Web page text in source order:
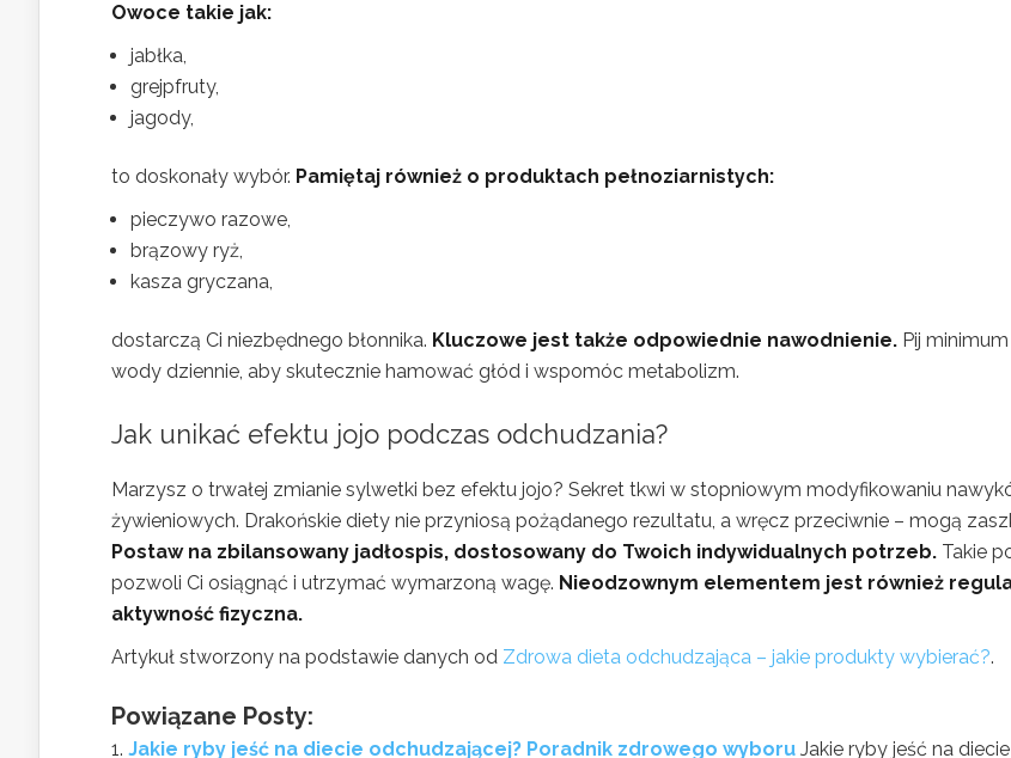
Owoce takie jak:
jabłka,
grejpfruty,
jagody,
to doskonały wybór. Pamiętaj również o produktach pełnoziarnistych:
pieczywo razowe,
brązowy ryż,
kasza gryczana,
dostarczą Ci niezbędnego błonnika. Kluczowe jest także odpowiednie nawodnienie. Pij
wody dziennie, aby skutecznie hamować głód i wspomóc metabolizm.
Jak unikać efektu jojo podczas odchudzania?
Marzysz o trwałej zmianie sylwetki bez efektu jojo? Sekret tkwi w stopniowym modyfikowaniu
żywieniowych. Drakońskie diety nie przyniosą pożądanego rezultatu, a wręcz przeciwnie – mogą
Postaw na zbilansowany jadłospis, dostosowany do Twoich indywidualnych potrzeb. Takie
pozwoli Ci osiągnąć i utrzymać wymarzoną wagę. Nieodzownym elementem jest również
aktywność fizyczna.
Artykuł stworzony na podstawie danych od Zdrowa dieta odchudzająca – jakie produkty wybierać?.
Powiązane Posty:
Jakie ryby jeść na diecie odchudzającej? Poradnik zdrowego wyboru Jakie ryby jeść na diecie